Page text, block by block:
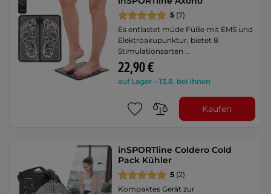
5 (7)
Es entlastet müde Füße mit EMS und
Elektroakupunktur, bietet 8
Stimulationsarten …
22,90 €
auf Lager – 13.8. bei Ihnen
Kaufen
inSPORTline Coldero Cold
Pack Kühler
5 (2)
Kompaktes Gerät zur